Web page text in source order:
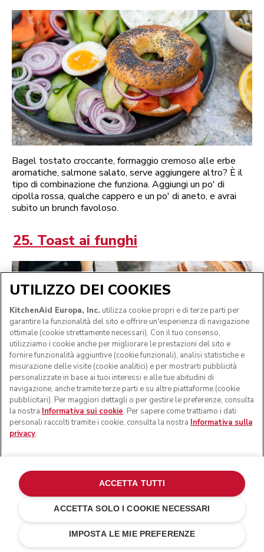
Bagel tostato croccante, formaggio cremoso alle erbe
aromatiche, salmone salato, serve aggiungere altro? È il
tipo di combinazione che funziona. Aggiungi un po' di
cipolla rossa, qualche cappero e un po' di aneto, e avrai
subito un brunch favoloso.
25. Toast ai funghi
Una fetta croccante di pane a lievitazione naturale
tostato. Funghi teneri che odorano di terra. E tanto aglio e
timo. Non è solo un toast rustico, ma un piacere per il
palato. Se vuoi preparare qualcosa di semplice che sia
comunque una delizia, questa è la scelta giusta.
Ricette con frullatore
UTILIZZO DEI COOKIES
KitchenAid Europa, Inc. utilizza cookie propri e di terze parti per
garantire la funzionalità del sito e offrire un'esperienza di navigazione
ottimale (cookie strettamente necessari). Con il tuo consenso,
utilizziamo i cookie anche per migliorare le prestazioni del sito e
fornire funzionalità aggiuntive (cookie funzionali), analisi statistiche e
misurazione delle visite (cookie analitici) e per mostrarti pubblicità
personalizzate in base ai tuoi interessi e alle tue abitudini di
navigazione, anche tramite terze parti e su altre piattaforme (cookie
pubblicitari). Per maggiori dettagli o per gestire le preferenze, consulta
la nostra Informativa sui cookie. Per sapere come trattiamo i dati
personali raccolti tramite i cookie, consulta la nostra Informativa sulla
privacy.
IMPOSTA LE MIE PREFERENZE
ACCETTA SOLO I COOKIE NECESSARI
ACCETTA TUTTI